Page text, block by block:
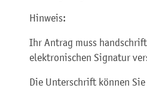
Hinweis:
Ihr Antrag muss
elektronischen Signatur
Die Unterschrift können